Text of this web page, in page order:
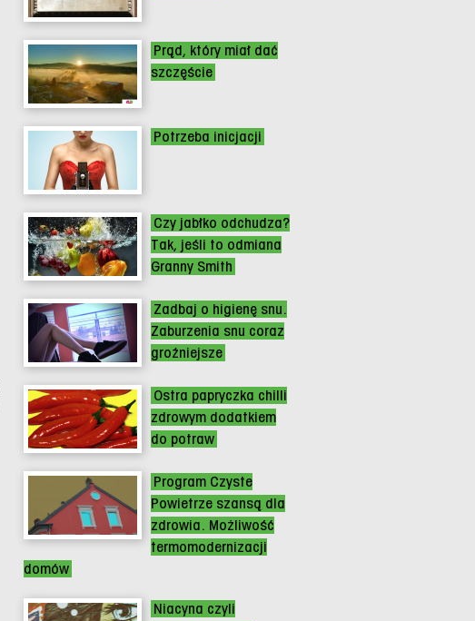
Prąd, który miał dać
szczęście
Potrzeba inicjacji
Czy jabłko odchudza?
Tak, jeśli to odmiana
Granny Smith
Zadbaj o higienę snu.
Zaburzenia snu coraz
groźniejsze
Ostra papryczka chilli
zdrowym dodatkiem
do potraw
Program Czyste
Powietrze szansą dla
zdrowia. Możliwość
termomodernizacji
domów
Niacyna czyli